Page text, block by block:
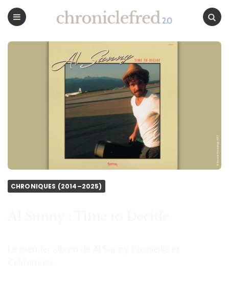
CHRONICLEFRED
CHRONIQUES (2014–2025)